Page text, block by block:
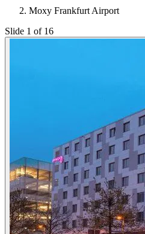
Moxy Frankfurt Airport
Slide 1 of 16